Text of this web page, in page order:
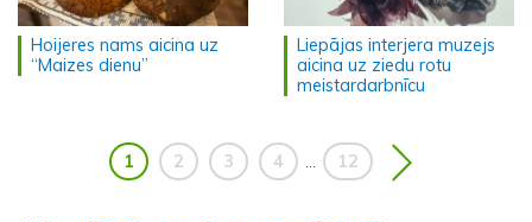
Hoijeres nams aicina uz
“Maizes dienu”
Liepājas interjera muzejs
aicina uz ziedu rotu
meistardarbnīcu
1 2 3 4 12